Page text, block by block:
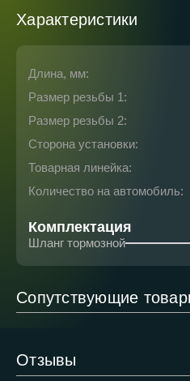
Характеристики
Длина, мм:
Размер резьбы 1:
Размер резьбы 2:
Сторона установки:
Товарная линейка:
Количество на автомобиль:
Комплектация
Шланг тормозной
Сопутствующие
Отзывы